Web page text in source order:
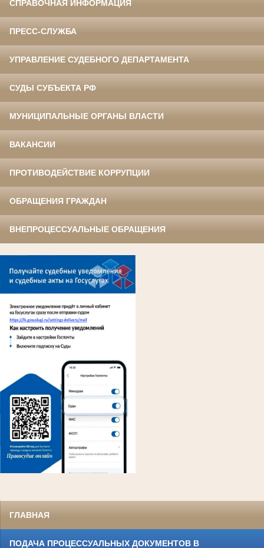
СПРАВОЧНАЯ ИНФОРМАЦИЯ
ПРЕСС-СЛУЖБА
УПРАВЛЕНИЕ СУДЕБНОГО ДЕПАРТАМЕНТА
СУДЫ СУБЪЕКТА РФ
МУНИЦИПАЛЬНЫЕ ОРГАНЫ ВЛАСТИ
ВАКАНСИИ
ПРОТИВОДЕЙСТВИЕ КОРРУПЦИИ
ОБРАЩЕНИЯ ГРАЖДАН
ВНЕПРОЦЕССУАЛЬНЫЕ ОБРАЩЕНИЯ
ГЛАВНАЯ
ПОДАЧА ПРОЦЕССУАЛЬНЫХ ДОКУМЕНТОВ В